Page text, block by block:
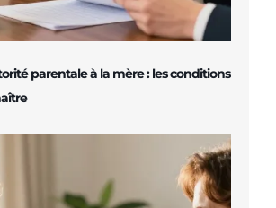
parentale à la mère : les conditions